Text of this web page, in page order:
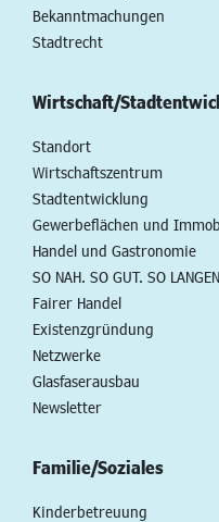
Bekanntmachungen
Stadtrecht
Wirtschaft/
Standort
Wirtschaftszentrum
Stadtentwicklung
Gewerbeflächen und
Handel und Gastronomie
SO NAH. SO GUT. SO
Fairer Handel
Existenzgründung
Netzwerke
Glasfaserausbau
Newsletter
Familie/Soziales
Kinderbetreuung